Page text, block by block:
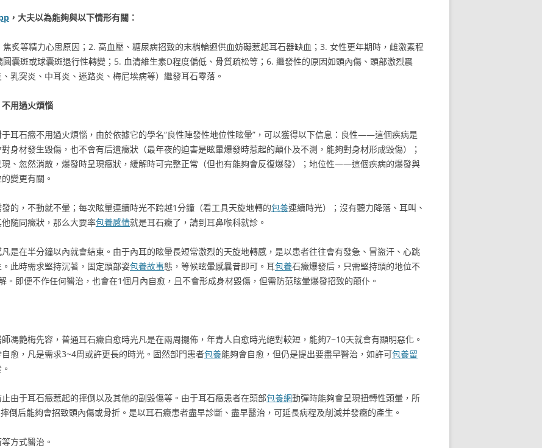
，大夫以為能夠與以下情形有關：
炙等精力心思原因；2. 高血壓、糖尿病招致的末梢輪迴供血妨礙惹起耳石器缺血；3. 女性更年期時，雌激素程
囊斑或球囊斑退行性轉變；5. 血清維生素D程度偏低、骨質疏松等；6. 繼發性的原因如頭內傷、頭部激烈震
乳突炎、中耳炎、迷路炎、梅尼埃病等）繼發耳石零落。
用過火煩惱
于耳石癥不用過火煩惱，由於依據它的學名“良性陣發性地位性眩暈”，可以獲得以下信息：良性——這個疾病是
身材發生毀傷，也不會有后遺癥狀（最年夜的迫害是眩暈爆發時惹起的顛仆及不測，能夠對身材形成毀傷）；
、忽然消散，爆發時呈現癥狀，緩解時可完整正常（但也有能夠會反復爆發）；地位性——這個疾病的爆發與
變更有關。
的，不動就不暈；每次眩暈連續時光不跨越1分鐘（看工具天旋地轉的包養連續時光）；沒有聽力降落、耳叫、
隨同癥狀，那么大要率包養感情就是耳石癥了，請到耳鼻喉科就診。
是在半分鐘以內就會結束。由于內耳的眩暈長短常激烈的天旋地轉感，是以患者往往會有發急、冒盜汗、心跳
。此時需求堅持沉著，固定頭部姿包養故事態，等候眩暈感曩昔即可。耳包養石癥爆發后，只需堅持頭的地位不
即便不作任何醫治，也會在1個月內自愈，且不會形成身材毀傷，但需防范眩暈爆發招致的顛仆。
馮艷梅先容，普通耳石癥自愈時光凡是在兩周擺佈，年青人自愈時光絕對較短，能夠7~10天就會有顯明惡化。
愈，凡是需求3~4周或許更長的時光。固然部門患者包養能夠會自愈，但仍是提出要盡早醫治，如許可包養留
由于耳石癥惹起的摔倒以及其他的副毀傷等。由于耳石癥患者在頭部包養網動彈時能夠會呈現扭轉性頭暈，所
倒后能夠會招致頭內傷或骨折。是以耳石癥患者盡早診斷、盡早醫治，可延長病程及削減并發癥的產生。
方式醫治。